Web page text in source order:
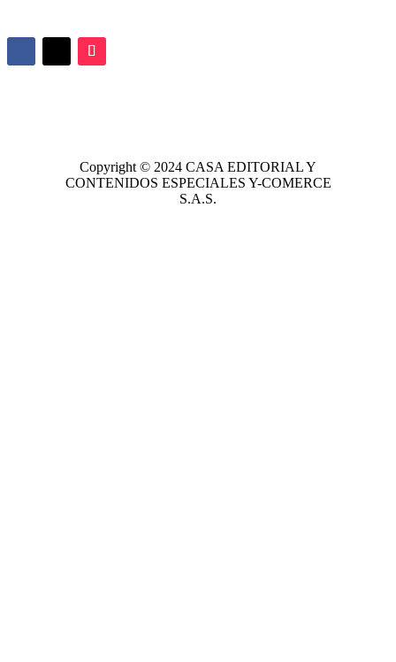
Copyright © 2024 CASA EDITORIALY
CONTENIDOS ESPECIALES Y-COMERCE
S.A.S.